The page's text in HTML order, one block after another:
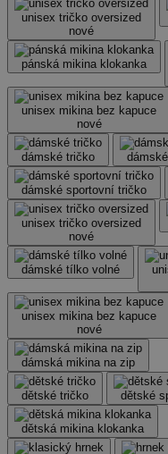
unisex tričko oversized
nové
pánská mikina klokanka
unisex mikina bez kapuce
nové
dámské tričko
dámské sportovní tričko
unisex tričko oversized
nové
dámské tílko volné
unisex mikina bez kapuce
nové
dámská mikina na zip
dětské tričko dětské
dětská mikina klokanka